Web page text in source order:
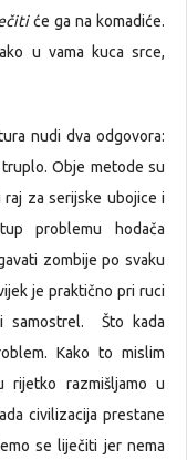
će ga na komadiće.
u vama kuca srce,
nudi dva odgovora:
Obje metode su
raj za serijske ubojice i
problemu hodača
zombije po svaku
je praktično pri ruci
samostrel. Što kada
Kako to mislim
rijetko razmišljamo u
civilizacija prestane
se liječiti jer nema